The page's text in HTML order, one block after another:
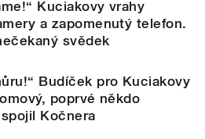
Kuciakovy vrahy
a zapomenutý telefon.
svědek
Budíček pro Kuciakovy
poprvé někdo
Kočnera